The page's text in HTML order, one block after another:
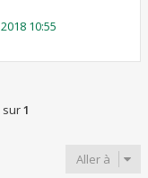
10:55
sur1
Aller à